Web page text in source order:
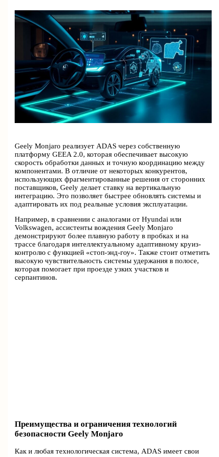
Geely Monjaro реализует ADAS через собственную
платформу GEEA 2.0, которая обеспечивает высокую
скорость обработки данных и точную координацию между
компонентами. В отличие от некоторых конкурентов,
использующих фрагментированные решения от сторонних
поставщиков, Geely делает ставку на вертикальную
интеграцию. Это позволяет быстрее обновлять системы и
адаптировать их под реальные условия эксплуатации.
Например, в сравнении с аналогами от Hyundai или
Volkswagen, ассистенты вождения Geely Monjaro
демонстрируют более плавную работу в пробках и на
трассе благодаря интеллектуальному адаптивному круиз-
контролю с функцией «стоп-энд-гоу». Также стоит отметить
высокую чувствительность системы удержания в полосе,
которая помогает при проезде узких участков и
серпантинов.
Преимущества и ограничения технологий
безопасности Geely Monjaro
Как и любая технологическая система, ADAS имеет свои